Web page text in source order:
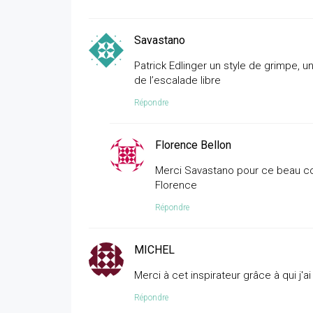
Savastano
Patrick Edlinger un style de grimpe,
de l’escalade libre
Répondre
Florence Bellon
Merci Savastano pour ce beau
Florence
Répondre
MICHEL
Merci à cet inspirateur grâce à qui
Répondre